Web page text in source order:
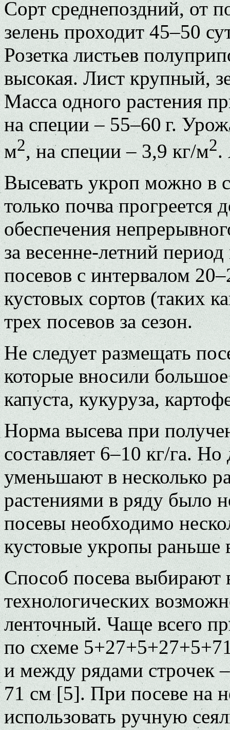
Сорт среднепоздний, от
зелень проходит 45–50
Розетка листьев
высокая. Лист крупный,
Масса одного растения
на специи – 55–60 г.
м2, на специи – 3,9 кг/м2.
Высевать укроп можно в
только почва
обеспечения
за весенне-летний
посевов с интервалом
кустовых сортов (таких
трех посевов за сезон.
Не следует размещать
которые вносили
капуста, кукуруза,
Норма высева при
составляет 6–10 кг/га.
уменьшают в несколько
растениями в ряду было
посевы необходимо
кустовые укропы раньше
Способ посева выбирают
технологических
ленточный. Чаще всего
по схеме
и между рядами строчек
71 см [5]. При посеве на
использовать ручную